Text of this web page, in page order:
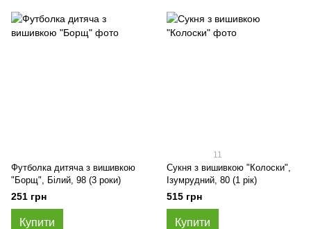
Футболка дитяча з вишивкою
"Борщ", Білий, 98 (3 роки)
251 грн
Купити
11
Сукня з вишивкою "Колоски",
Ізумрудний, 80 (1 рік)
515 грн
Купити